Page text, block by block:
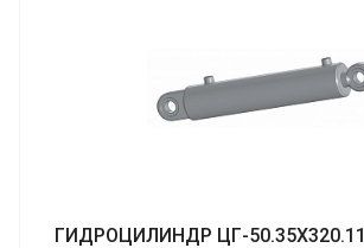
ГИДРОЦИЛИНДР ЦГ-50.35Х320.11